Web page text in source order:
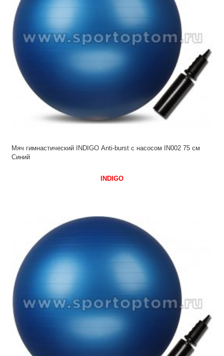
Мяч гимнастический INDIGO Anti-burst с насосом IN002 75 см
Синий
INDIGO